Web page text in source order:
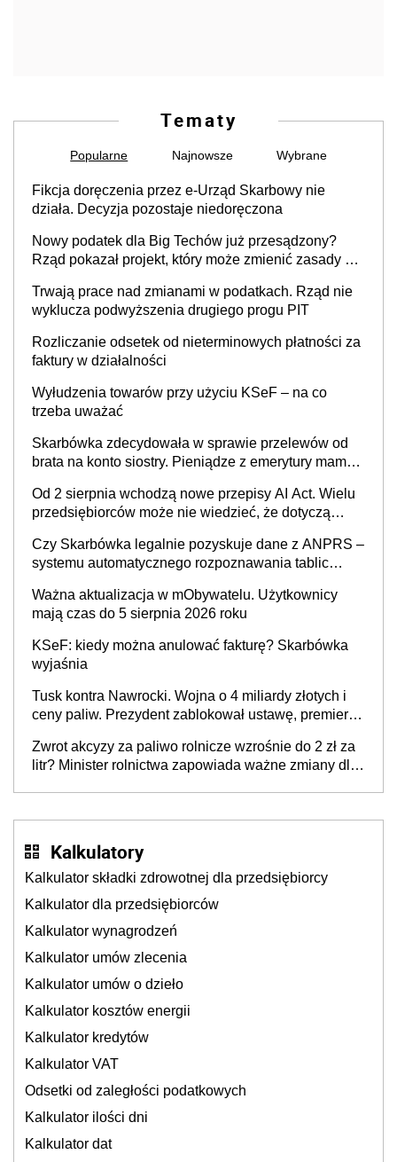
Tematy
Popularne Najnowsze Wybrane
Fikcja doręczenia przez e-Urząd Skarbowy nie
działa. Decyzja pozostaje niedoręczona
Nowy podatek dla Big Techów już przesądzony?
Rząd pokazał projekt, który może zmienić zasady gry
Trwają prace nad zmianami w podatkach. Rząd nie
wyklucza podwyższenia drugiego progu PIT
Rozliczanie odsetek od nieterminowych płatności za
faktury w działalności
Wyłudzenia towarów przy użyciu KSeF – na co
trzeba uważać
Skarbówka zdecydowała w sprawie przelewów od
brata na konto siostry. Pieniądze z emerytury mamy
będzie
Od 2 sierpnia wchodzą nowe przepisy AI Act. Wielu
przedsiębiorców może nie wiedzieć, że dotyczą
Czy Skarbówka legalnie pozyskuje dane z ANPRS –
systemu automatycznego rozpoznawania tablic
Ważna aktualizacja w mObywatelu. Użytkownicy
mają czas do 5 sierpnia 2026 roku
KSeF: kiedy można anulować fakturę? Skarbówka
wyjaśnia
Tusk kontra Nawrocki. Wojna o 4 miliardy złotych i
ceny paliw. Prezydent zablokował ustawę, premier
kierowców”
Zwrot akcyzy za paliwo rolnicze wzrośnie do 2 zł za
litr? Minister rolnictwa zapowiada ważne zmiany dla
Kalkulatory
Kalkulator składki zdrowotnej dla przedsiębiorcy
Kalkulator dla przedsiębiorców
Kalkulator wynagrodzeń
Kalkulator umów zlecenia
Kalkulator umów o dzieło
Kalkulator kosztów energii
Kalkulator kredytów
Kalkulator VAT
Odsetki od zaległości podatkowych
Kalkulator ilości dni
Kalkulator dat